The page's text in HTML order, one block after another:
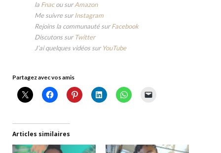
la Fnacou surAmazon
Me suivre surInstagram
Rejoins la communauté surFacebook
Discutons surTwitter
J’ai quelques vidéos surYouTube
Partagez avec vos amis
Articles similaires